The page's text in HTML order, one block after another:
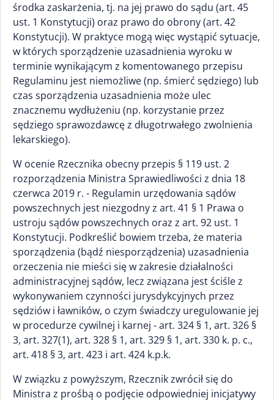
środka zaskarżenia, tj. na jej prawo do sądu (art. 45
ust. 1 Konstytucji) oraz prawo do obrony (art. 42
Konstytucji). W praktyce mogą więc wystąpić sytuacje,
w których sporządzenie uzasadnienia wyroku w
terminie wynikającym z komentowanego przepisu
Regulaminu jest niemożliwe (np. śmierć sędziego) lub
czas sporządzenia uzasadnienia może ulec
znacznemu wydłużeniu (np. korzystanie przez
sędziego sprawozdawcę z długotrwałego zwolnienia
lekarskiego).
W ocenie Rzecznika obecny przepis § 119 ust. 2
rozporządzenia Ministra Sprawiedliwości z dnia 18
czerwca 2019 r. - Regulamin urzędowania sądów
powszechnych jest niezgodny z art. 41 § 1 Prawa o
ustroju sądów powszechnych oraz z art. 92 ust. 1
Konstytucji. Podkreślić bowiem trzeba, że materia
sporządzenia (bądź niesporządzenia) uzasadnienia
orzeczenia nie mieści się w zakresie działalności
administracyjnej sądów, lecz związana jest ściśle z
wykonywaniem czynności jurysdykcyjnych przez
sędziów i ławników, o czym świadczy uregulowanie jej
w procedurze cywilnej i karnej - art. 324 § 1, art. 326 §
3, art. 327(1), art. 328 § 1, art. 329 § 1, art. 330 k. p. c.,
art. 418 § 3, art. 423 i art. 424 k.p.k.
W związku z powyższym, Rzecznik zwrócił się do
Ministra z prośbą o podjęcie odpowiedniej inicjatywy